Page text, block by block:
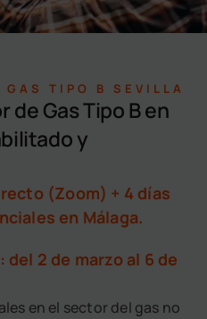
GAS TIPO B SEVILLA
de Gas Tipo B en
y
(Zoom) + 4 días
en Málaga.
2 de marzo al 6 de
en el sector del gas no